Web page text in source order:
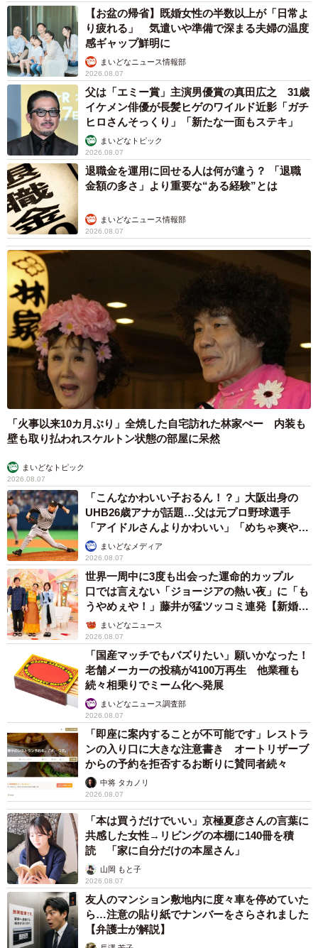
5/7
お手手をそろえてくつろぐポメリーくん（提供：ポメラニアンのポメリ
ーさん）
お家のコーナーに待機するポメリーくん（提供：ポメラニアンのポメリ
ーさん）
【お盆の帰省】既婚女性の半数以上が「日常よ
り疲れる」 気遣いや準備で深まる夫婦の温度
感ギャップ鮮明に
まいどなニュース情報部
2026.08.07
父は「エミー賞」主演男優賞の真田広之 31歳
イケメン俳優が長髪ヒゲのワイルド近影「ガチ
ヒロさんそっくり」「新たな一面もステキ」
まいどなトピック
2026.08.07
退職金を運用に回せる人は何が違う？ 「退職
金額の多さ」より重要な“ある経験”とは
まいどなニュース情報部
2026.08.07
「火事以来10カ月ぶり」全焼した自宅訪れた林家ぺー 内装も
壁も取り払われスケルトン状態の部屋に呆然
まいどなトピック
2026.08.07
「こんなかわいい子おるん！？」大阪出身の
UHB26歳アナが話題…父は元プロ野球選手
「アイドルさんよりかわいい」「めちゃ爽や
か」まいどなメディア
2026.08.07
世界一周中に3度も出会った運命的カップル
口では言えない「ジョージアの熱い夜」に「も
うやめぇや！」藤井が猛ツッコミ連発【新婚さ
ん】まいどなニュース
2026.08.07
「国産マッチでもバズりたい」願いかなった！
老舗メーカーの投稿が4100万再生 他業種も
続々相乗りでミーム化へ発展
まいどなニュース調査部
2026.08.07
「即座に案内することが不可能です」レストラ
ンの入り口に大きな注意書き オートリザーブ
からの予約を拒否するお断りに賛同者続々
中将 タカノリ
2026.08.07
「本は買うだけでいい」京極夏彦さんの言葉に
共感した女性→リビングの本棚に140冊を積
読 「家に自分だけの本屋さん」
山岡 もと子
2026.08.07
友人のマンション敷地内に度々車を停めていた
ら…注意の貼り紙でナンバーをさらされました
【弁護士が解説】